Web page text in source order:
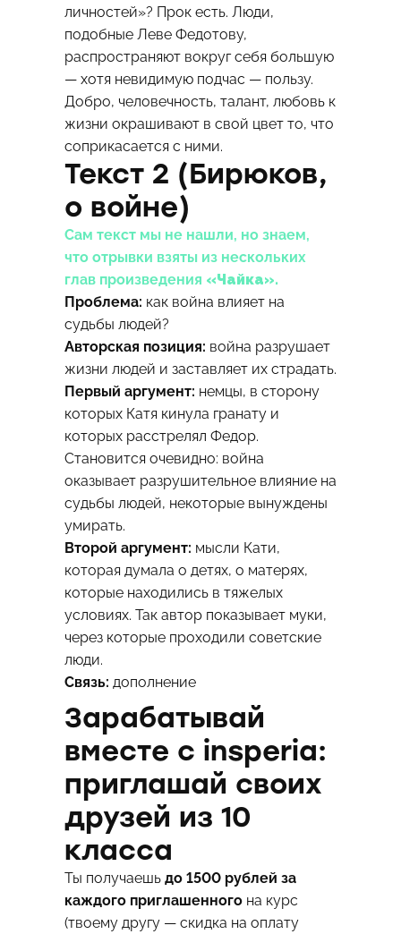
личностей»? Прок есть. Люди,
подобные Леве Федотову,
распространяют вокруг себя большую
— хотя невидимую подчас — пользу.
Добро, человечность, талант, любовь к
жизни окрашивают в свой цвет то, что
соприкасается с ними.
Текст 2 (Бирюков,
о войне)
Сам текст мы не нашли, но знаем,
что отрывки взяты из нескольких
глав произведения «Чайка».
Проблема: как война влияет на
судьбы людей?
Авторская позиция: война разрушает
жизни людей и заставляет их страдать.
Первый аргумент: немцы, в сторону
которых Катя кинула гранату и
которых расстрелял Федор.
Становится очевидно: война
оказывает разрушительное влияние на
судьбы людей, некоторые вынуждены
умирать.
Второй аргумент: мысли Кати,
которая думала о детях, о матерях,
которые находились в тяжелых
условиях. Так автор показывает муки,
через которые проходили советские
люди.
Связь: дополнение
Зарабатывай
вместе с insperia:
приглашай своих
друзей из 10
класса
Ты получаешь до 1500 рублей за
каждого приглашенного на курс
(твоему другу — скидка на оплату